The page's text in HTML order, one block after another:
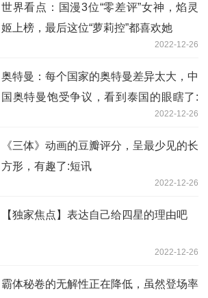
世界看点：国漫3位“零差评”女神，焰灵
姬上榜，最后这位“萝莉控”都喜欢她
2022-12-26
奥特曼：每个国家的奥特曼差异太大，中
国奥特曼饱受争议，看到泰国的眼瞎了:
2022-12-26
《三体》动画的豆瓣评分，呈最少见的长
方形，有趣了:短讯
2022-12-26
【独家焦点】表达自己给四星的理由吧
2022-12-26
霸体秘卷的无解性正在降低，虽然登场率